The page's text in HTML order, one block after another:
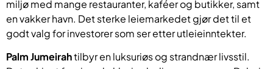
miljø med mange restauranter, kaféer og butikker, samt
en vakker havn. Det sterke leiemarkedet gjør det til et
godt valg for investorer som ser etter utleieinntekter.
Palm Jumeirahtilbyr en luksuriøs og strandnær livsstil.